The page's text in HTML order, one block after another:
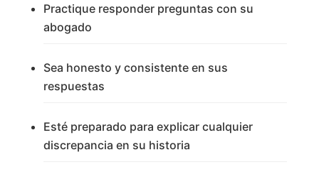
Practique responder preguntas con su
abogado
Sea honesto y consistente en sus
respuestas
Esté preparado para explicar cualquier
discrepancia en su historia